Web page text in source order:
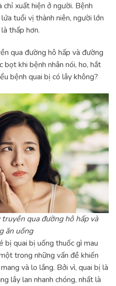
xuất hiện ở người. Bệnh
tuổi vị thành niên, người lớn
thấp hơn.
qua đường hô hấp và đường
bọt khi bệnh nhân nói, ho, hắt
bệnh quai bị có lây không?
qua đường hô hấp và
ăn uống
bị quai bị uống thuốc gì mau
trong những vấn đề khiến
và lo lắng. Bởi vì, quai bị là
lây lan nhanh chóng, nhất là